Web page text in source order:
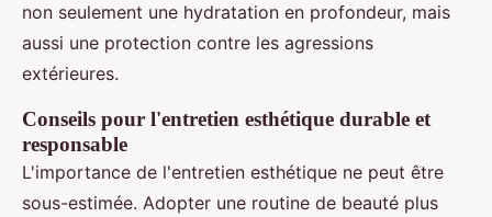
non seulement une hydratation en profondeur, mais
aussi une protection contre les agressions
extérieures.
Conseils pour l'entretien esthétique durable et
responsable
L'importance de l'entretien esthétique ne peut être
sous-estimée. Adopter une routine de beauté plus